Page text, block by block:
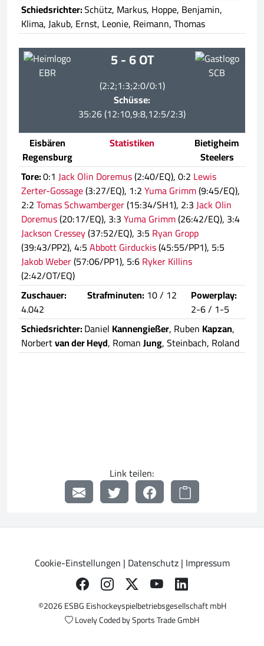
Schiedsrichter:Schütz, Markus, Hoppe, Benjamin,
Klima, Jakub, Ernst, Leonie, Reimann, Thomas
EBR
5 - 6 OT
(2:2;1:3;2:0/0:1)
Schüsse:
35:26 (12:10,9:8,12:5/2:3)
SCB
Eisbären
Regensburg
Statistiken
Bietigheim
Steelers
Tore:0:1 Jack Olin Doremus(2:40/EQ), 0:2 Lewis
Zerter-Gossage(3:27/EQ), 1:2Yuma Grimm(9:45/EQ),
2:2Tomas Schwamberger(15:34/SH1), 2:3Jack Olin
Doremus(20:17/EQ), 3:3Yuma Grimm(26:42/EQ), 3:4
Jackson Cressey(37:52/EQ), 3:5 Ryan Gropp
(39:43/PP2), 4:5Abbott Girduckis(45:55/PP1), 5:5
Jakob Weber(57:06/PP1), 5:6Ryker Killins
(2:42/OT/EQ)
Zuschauer:
4.042
Strafminuten: 10 / 12
Powerplay:
2-6 / 1-5
Schiedsrichter:Daniel Kannengießer, Ruben Kapzan,
Norbertvan der Heyd, RomanJung, Steinbach, Roland
Link teilen:
Cookie-Einstellungen | Datenschutz| Impressum
©2026 ESBG Eishockeyspielbetriebsgesellschaft mbH
Lovely Coded bySports Trade GmbH